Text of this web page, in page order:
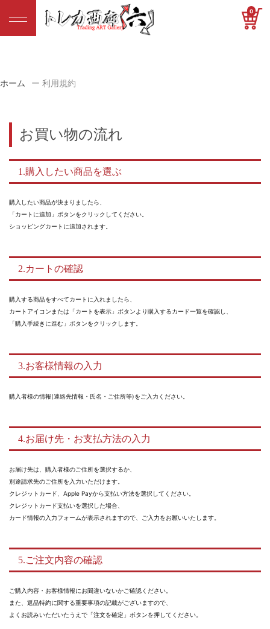
0
ホーム 利用規約
お買い物の流れ
1.購入したい商品を選ぶ
購入したい商品が決まりましたら、
「カートに追加」ボタンをクリックしてください。
ショッピングカートに追加されます。
2.カートの確認
購入する商品をすべてカートに入れましたら、
カートアイコンまたは「カートを表示」ボタンより購入するカード一覧を確認し、
「購入手続きに進む」ボタンをクリックします。
3.お客様情報の入力
購入者様の情報(連絡先情報・氏名・ご住所等)をご入力ください。
4.お届け先・お支払方法の入力
お届け先は、購入者様のご住所を選択するか、
別途請求先のご住所を入力いただけます。
クレジットカード、Apple Payから支払い方法を選択してください。
クレジットカード支払いを選択した場合、
カード情報の入力フォームが表示されますので、ご入力をお願いいたします。
5.ご注文内容の確認
ご購入内容・お客様情報にお間違いないかご確認ください。
また、返品特約に関する重要事項の記載がございますので、
よくお読みいただいたうえで「注文を確定」ボタンを押してください。